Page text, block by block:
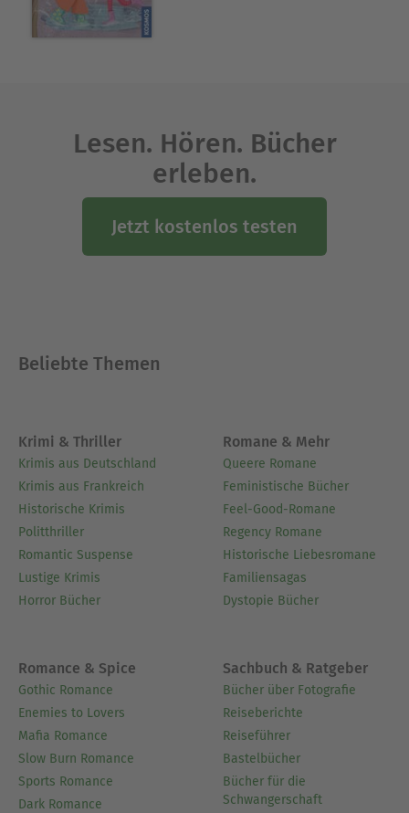
Jacob Grimm formulierte die berühmte Grimmsche
Ihr Werk prägte nicht nur die deutsche Kultur,
sondern beeinflusst bis heute Literatur,
Pädagogik, Psychologie und Popkultur weltweit.
Die Märchen der Brüder Grimm verbinden
zeitlose Symbolik mit moralischer Tiefe - und
Lesen. Hören. Bücher
erleben.
Jetzt kostenlos testen
Beliebte Themen
Krimi & Thriller
Krimis aus Deutschland
Krimis aus Frankreich
Historische Krimis
Politthriller
Romantic Suspense
Lustige Krimis
Horror Bücher
Romane & Mehr
Queere Romane
Feministische Bücher
Feel-Good-Romane
Regency Romane
Historische Liebesromane
Familiensagas
Dystopie Bücher
Romance & Spice
Gothic Romance
Enemies to Lovers
Mafia Romance
Slow Burn Romance
Sports Romance
Dark Romance
Sachbuch & Ratgeber
Bücher über Fotografie
Reiseberichte
Reiseführer
Bastelbücher
Bücher für die
Schwangerschaft